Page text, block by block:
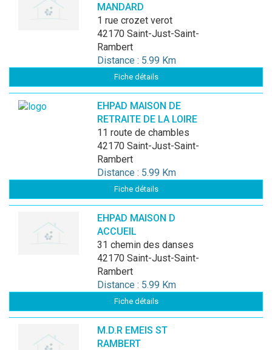
MANDARD
1 rue crozet verot
42170 Saint-Just-Saint-
Rambert
Distance : 5.99 Km
Fiche détails
EHPAD MAISON DE
RETRAITE DE LA LOIRE
11 route de chambles
42170 Saint-Just-Saint-
Rambert
Distance : 5.99 Km
Fiche détails
EHPAD MAISON D
ACCUEIL
31 chemin des danses
42170 Saint-Just-Saint-
Rambert
Distance : 5.99 Km
Fiche détails
M.D.R EMEIS ST
RAMBERT